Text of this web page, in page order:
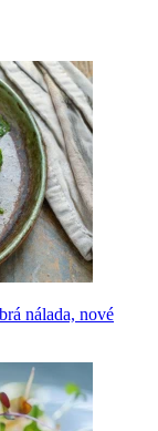
nálada, nové